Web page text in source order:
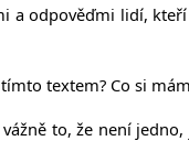
a odpověďmi lidí,
textem? Co si
to, že není